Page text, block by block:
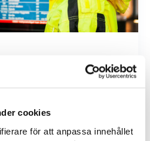
cookies
för att anpassa innehållet
Trafikantservice
med Västtrafik om